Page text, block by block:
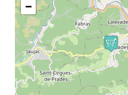
−